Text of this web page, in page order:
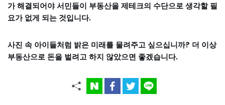
가 해결되어야 서민들이 부동산을 제테크의 수단으로 생각할 필
요가 없게 되는 것입니다.
사진 속 아이들처럼 밝은 미래를 물려주고 싶으십니까? 더 이상
부동산으로 돈을 벌려고 하지 않았으면 좋겠습니다.